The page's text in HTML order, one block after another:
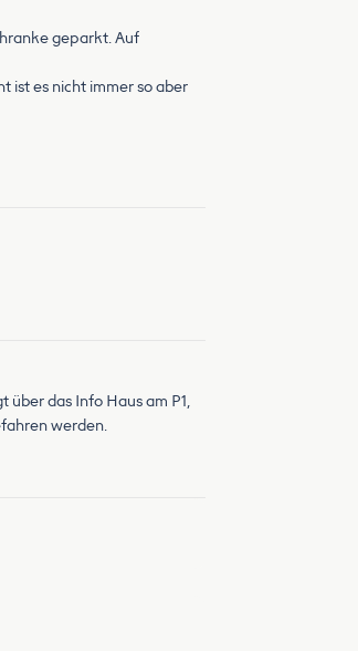
geparkt. Auf
ist es nicht immer so aber
das Info Haus am P1,
werden.